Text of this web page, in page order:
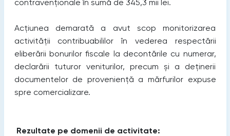
contravenționale în sumă de 345,3 mii lei.
Acțiunea demarată a avut scop monitorizarea
activității contribuabililor în vederea respectării
eliberării bonurilor fiscale la decontările cu numerar,
declarării tuturor veniturilor, precum și a deținerii
documentelor de proveniență a mărfurilor expuse
spre comercializare.
Rezultate pe domenii de activitate: